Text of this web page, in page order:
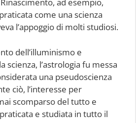
ad esempio,
come una scienza
l’appoggio di molti studiosi.
dell’illuminismo e
scienza, l’astrologia fu messa
una pseudoscienza
ciò, l’interesse per
scomparso del tutto e
e studiata in tutto il